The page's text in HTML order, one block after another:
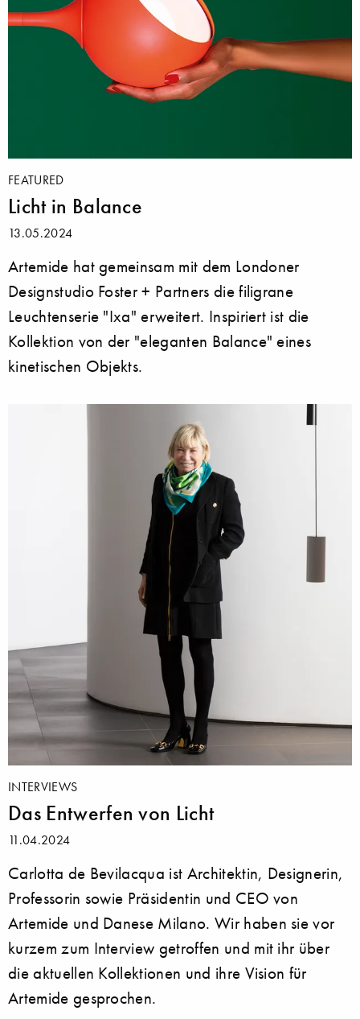
FEATURED
Licht in Balance
13.05.2024
Artemide hat gemeinsam mit dem Londoner
Designstudio Foster + Partners die filigrane
Leuchtenserie "Ixa" erweitert. Inspiriert ist die
Kollektion von der "eleganten Balance" eines
kinetischen Objekts.
INTERVIEWS
Das Entwerfen von Licht
11.04.2024
Carlotta de Bevilacqua ist Architektin, Designerin,
Professorin sowie Präsidentin und CEO von
Artemide und Danese Milano. Wir haben sie vor
kurzem zum Interview getroffen und mit ihr über
die aktuellen Kollektionen und ihre Vision für
Artemide gesprochen.